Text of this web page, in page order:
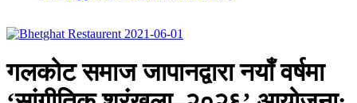
गलकोट समाज जापानद्वारा नयाँ वर्षमा